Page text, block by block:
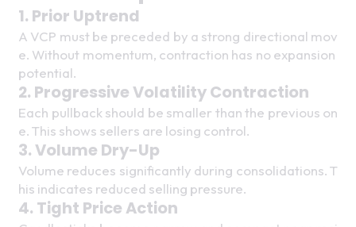
1. Prior Uptrend
A VCP must be preceded by a strong directional mov
e. Without momentum, contraction has no expansion
potential.
2. Progressive Volatility Contraction
Each pullback should be smaller than the previous on
e. This shows sellers are losing control.
3. Volume Dry-Up
Volume reduces significantly during consolidations. T
his indicates reduced selling pressure.
4. Tight Price Action